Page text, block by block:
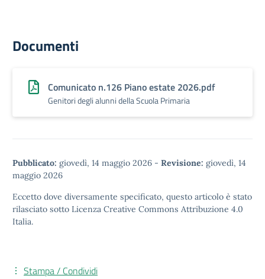
Documenti
Comunicato n.126 Piano estate 2026.pdf
Genitori degli alunni della Scuola Primaria
Pubblicato: giovedì, 14 maggio 2026 - Revisione: giovedì, 14
maggio 2026
Eccetto dove diversamente specificato, questo articolo è stato
rilasciato sotto Licenza Creative Commons Attribuzione 4.0
Italia.
Stampa / Condividi